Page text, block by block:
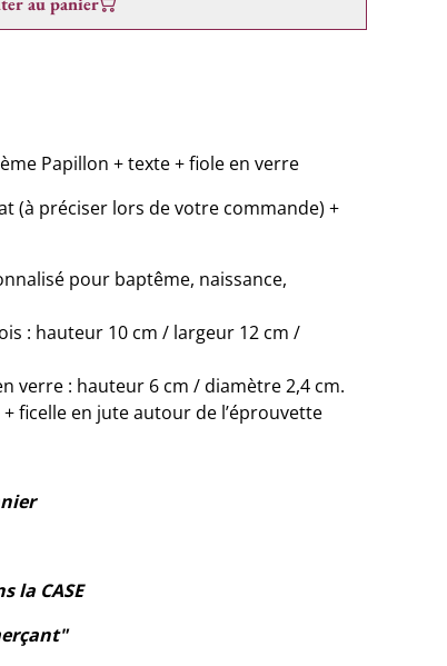
Papillon + texte + fiole en verre
(à préciser lors de votre commande) +
pour baptême, naissance,
: hauteur 10 cm / largeur 12 cm /
verre : hauteur 6 cm / diamètre 2,4 cm.
ficelle en jute autour de l’éprouvette
la CASE